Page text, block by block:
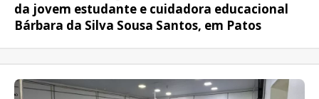
da jovem estudante e cuidadora educacional
Bárbara da Silva Sousa Santos, em Patos